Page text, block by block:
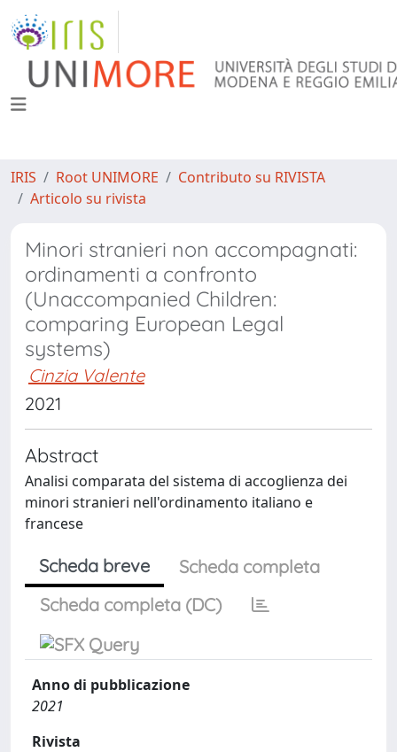
IRIS Root UNIMORE
Contributo su RIVISTA
Articolo su rivista
Minori stranieri non accompagnati:
ordinamenti a confronto
(Unaccompanied Children:
comparing European Legal
systems)
Cinzia Valente
2021
Abstract
Analisi comparata del sistema di accoglienza dei
minori stranieri nell'ordinamento italiano e
francese
Scheda breve
Scheda completa
Scheda completa (DC)
Anno di pubblicazione
2021
Rivista